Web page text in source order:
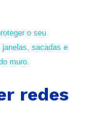
o seu
sacadas e
muro.
redes